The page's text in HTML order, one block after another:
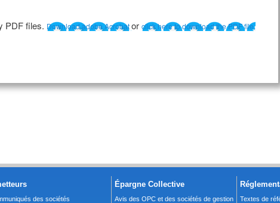
PDF files. Download adobe Acrobator click here to download the PDF file.
des sociétés
Épargne Collective
Avis des OPC et des sociétés de gestion
Textes de